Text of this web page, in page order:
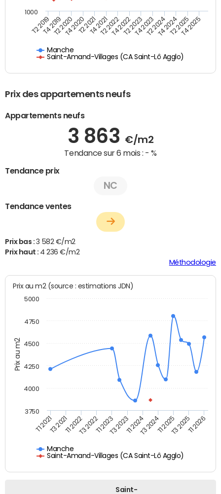
Manche
Saint-Amand-Villages (CA Saint-Lô Agglo)
T2 2019T4 2019T2 2020T4 2020T2 2021T4 2021T2 2022T4 2022T2 2023T4 2023T2 2024T4 2024T2 2025T4 2025
1000
Prix des appartements neufs
Appartements neufs
3 863 €/m2
Tendance sur 6 mois : - %
Tendance prix
NC
Tendance ventes
Prix bas : 3 582 €/m2
Prix haut : 4 236 €/m2
Méthodologie
Prix au m2
Prix au m2 (source : estimations JDN)
Manche
Saint-Amand-Villages (CA Saint-Lô Agglo)
T1 2021T3 2021T1 2022T3 2022T1 2023T3 2023T1 2024T3 2024T1 2025T3 2025T1 2026
3750
4000
4250
4500
4750
5000
Saint-